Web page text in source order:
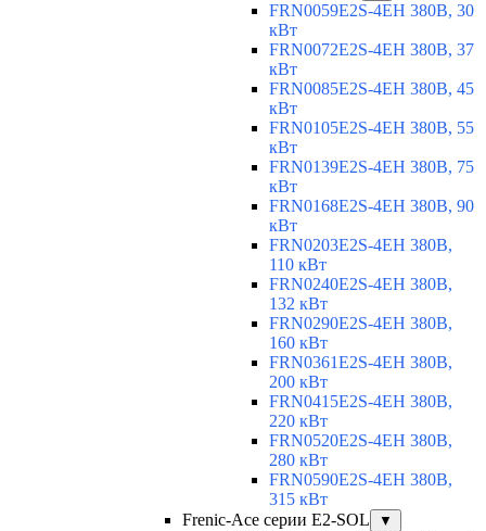
FRN0059E2S-4EH 380В, 30
кВт
FRN0072E2S-4EH 380В, 37
кВт
FRN0085E2S-4EH 380В, 45
кВт
FRN0105E2S-4EH 380В, 55
кВт
FRN0139E2S-4EH 380В, 75
кВт
FRN0168E2S-4EH 380В, 90
кВт
FRN0203E2S-4EH 380В,
110 кВт
FRN0240E2S-4EH 380В,
132 кВт
FRN0290E2S-4EH 380В,
160 кВт
FRN0361E2S-4EH 380В,
200 кВт
FRN0415E2S-4EH 380В,
220 кВт
FRN0520E2S-4EH 380В,
280 кВт
FRN0590E2S-4EH 380В,
315 кВт
Frenic-Ace серии E2-SOL
▼